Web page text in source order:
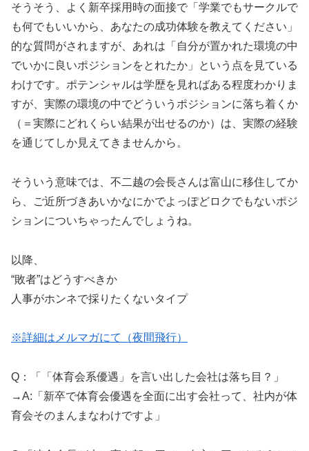
そうそう、よく新卒採用時の面接で「学業でもサークルで
も何でもいいから、あなたの成功体験を教えてください」
的な質問がされますが、あれは「自分が置かれた環境の中
でいかに良いポジションをとれたか」という点を見ている
わけです。ポテンシャルは学歴を見ればある程度わかりま
すが、実際の環境の中でどういうポジションに落ち着くか
（＝実際にどれくらい結果が出せるのか）は、実際の経験
を通じてしか見えてきませんから。
そういう意味では、不二越の会長さんは富山に移住してか
ら、ご近所づきあいかなにかでよっぽどロクでもないポジ
ションについちゃったんでしょうね。
以降、
“敗者”はどうすべきか
人事がホンネで採りたくないタイプ
※詳細はメルマガにて（夜間飛行）
Q：「「体育会系優遇」を言い出した会社は落ち目？」
→A:「新卒で体育会優遇を全面に出す会社って、社内が体
育会そのまんまなわけですよ」